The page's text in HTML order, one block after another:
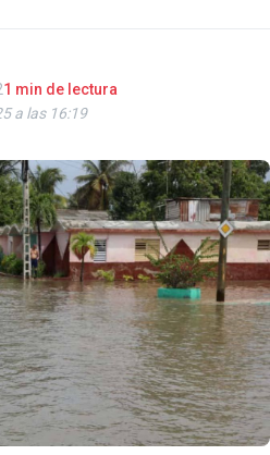
1 min de lectura
a las 16:19